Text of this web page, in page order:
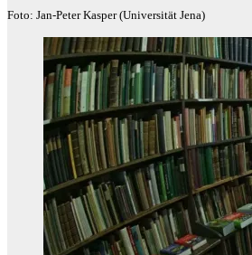
Foto: Jan-Peter Kasper (Universität Jena)